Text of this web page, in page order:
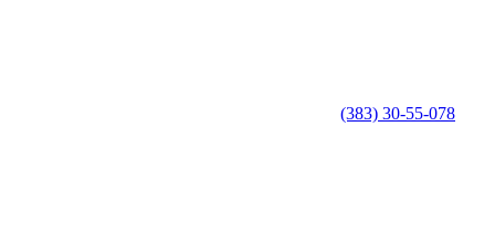
(383) 30-55-078